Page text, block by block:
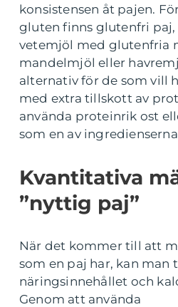
konsistensen åt pajen.
gluten finns glutenfri
vetemjöl med glutenfria
mandelmjöl eller
alternativ för de som vill
med extra tillskott av
använda proteinrik ost
som en av
Kvantitativa
”nyttig paj”
När det kommer till att
som en paj har, kan man
näringsinnehållet och
Genom att använda